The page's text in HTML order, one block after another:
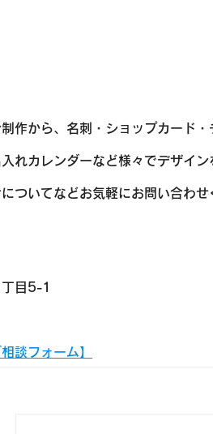
作から、名刺・ショップカード
れカレンダーなど様々でデザイン
ついてなどお気軽にお問い合わせ
目5-1
談フォーム】​